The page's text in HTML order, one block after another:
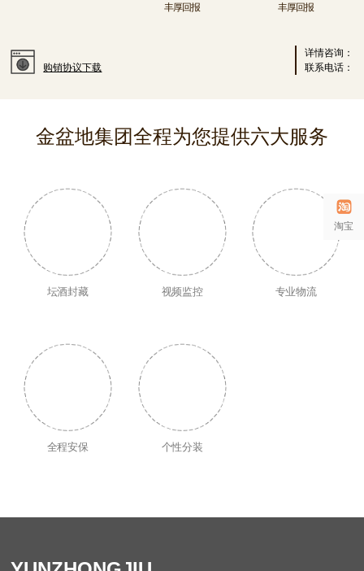
淘宝
丰厚回报
丰厚回报
购销协议下载
详情咨询：
联系电话：
金盆地集团全程为您提供六大服务
坛酒封藏 视频监控 专业物流
全程安保 个性分装